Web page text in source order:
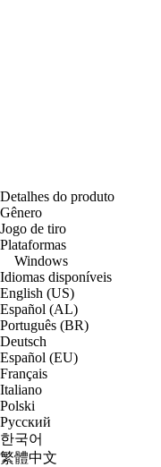
Detalhes do produto
Gênero
Jogo de tiro
Plataformas
Windows
Idiomas disponíveis
English (US)
Español (AL)
Português (BR)
Deutsch
Español (EU)
Français
Italiano
Polski
Русский
한국어
繁體中文